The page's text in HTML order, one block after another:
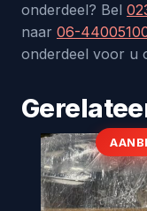
onderdeel? Bel
naar 06-
onderdeel voor u